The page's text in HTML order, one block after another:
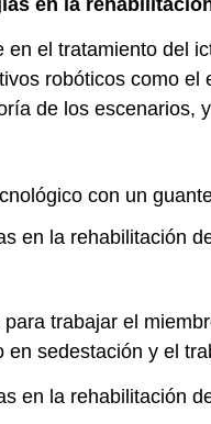
en el tratamiento del
robóticos como el
de los escenarios,
con un
trabajar el
en sedestación y el